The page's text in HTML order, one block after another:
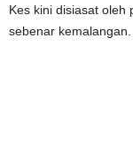
Kes kini disiasat oleh
sebenar kemalangan.